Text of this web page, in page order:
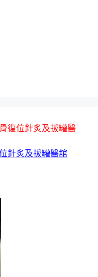
復位針炙及拔罐醫
針炙及拔罐醫舘